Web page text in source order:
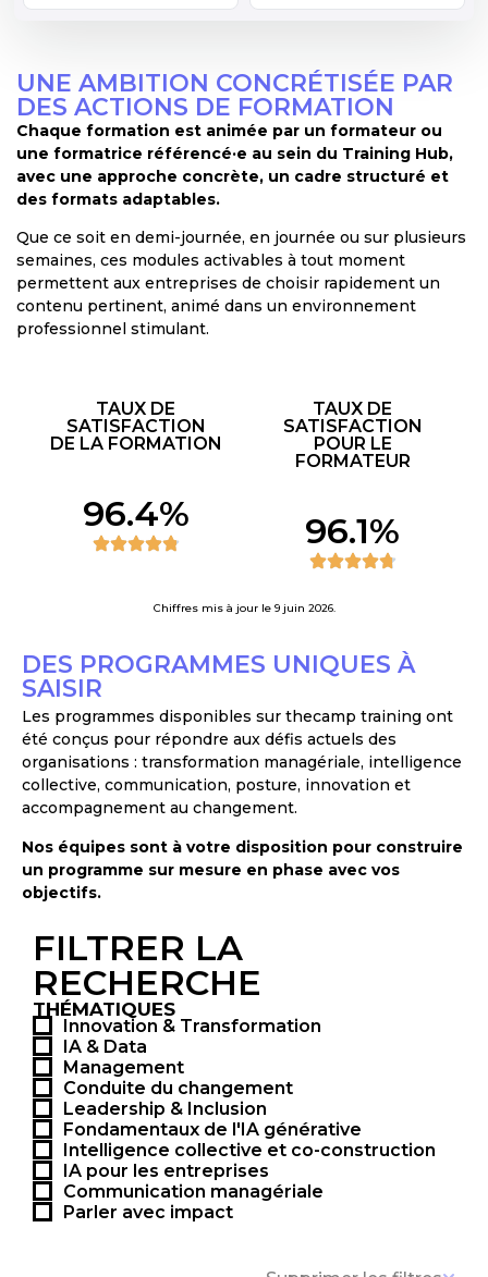
UNE AMBITION CONCRÉTISÉE PAR
DES ACTIONS DE FORMATION
Chaque formation est animée par un formateur ou
une formatrice référencé·e au sein du Training Hub,
avec une approche concrète, un cadre structuré et
des formats adaptables.
Que ce soit en demi-journée, en journée ou sur plusieurs
semaines, ces modules activables à tout moment
permettent aux entreprises de choisir rapidement un
contenu pertinent, animé dans un environnement
professionnel stimulant.
TAUX DE
SATISFACTION
DE LA FORMATION
96.4%
TAUX DE
SATISFACTION
POUR LE
FORMATEUR
96.1%
Chiffres mis à jour le 9 juin 2026.
DES PROGRAMMES UNIQUES À
SAISIR
Les programmes disponibles sur thecamp training ont
été conçus pour répondre aux défis actuels des
organisations : transformation managériale, intelligence
collective, communication, posture, innovation et
accompagnement au changement.
Nos équipes sont à votre disposition pour construire
un programme sur mesure en phase avec vos
objectifs.
FILTRER LA
RECHERCHE
THÉMATIQUES
Innovation & Transformation
IA & Data
Management
Conduite du changement
Leadership & Inclusion
Fondamentaux de l'IA générative
Intelligence collective et co-construction
IA pour les entreprises
Communication managériale
Parler avec impact